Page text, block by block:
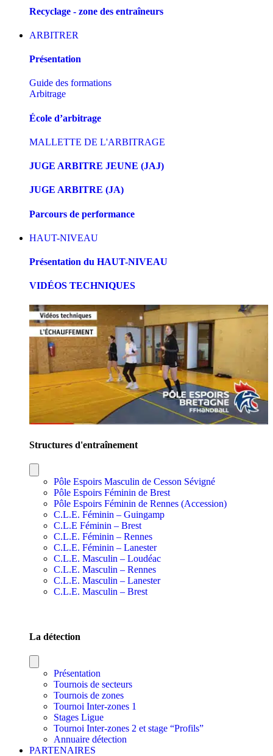
Recyclage - zone des entraîneurs
ARBITRER
Présentation
Guide des formations
Arbitrage
École d’arbitrage
MALLETTE DE L'ARBITRAGE
JUGE ARBITRE JEUNE (JAJ)
JUGE ARBITRE (JA)
Parcours de performance
HAUT-NIVEAU
Présentation du HAUT-NIVEAU
VIDÉOS TECHNIQUES
Structures d'entraînement
Pôle Espoirs Masculin de Cesson Sévigné
Pôle Espoirs Féminin de Brest
Pôle Espoirs Féminin de Rennes (Accession)
C.L.E. Féminin – Guingamp
C.L.E Féminin – Brest
C.L.E. Féminin – Rennes
C.L.E. Féminin – Lanester
C.L.E. Masculin – Loudéac
C.L.E. Masculin – Rennes
C.L.E. Masculin – Lanester
C.L.E. Masculin – Brest
La détection
Présentation
Tournois de secteurs
Tournois de zones
Tournoi Inter-zones 1
Stages Ligue
Tournoi Inter-zones 2 et stage “Profils”
Annuaire détection
PARTENAIRES